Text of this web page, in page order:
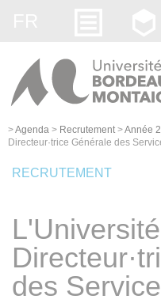
>Agenda > Recrutement >Année
Directeur·trice Générale des
RECRUTEMENT
des